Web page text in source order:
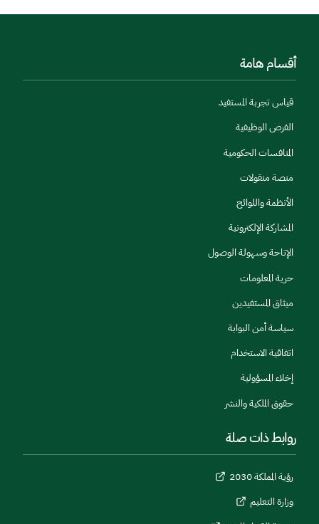
أقسام هامة
قياس تجربة المستفيد
الفرص الوظيفية
المنافسات الحكومية
منصة منقولات
الأنظمة واللوائح
المشاركة الإلكترونية
الإتاحة وسهولة الوصول
حرية المعلومات
ميثاق المستفيدين
سياسة أمن البوابة
اتفاقية الاستخدام
إخلاء المسؤولية
حقوق الملكية والنشر
روابط ذات صلة
رؤية المملكة 2030
وزارة التعليم